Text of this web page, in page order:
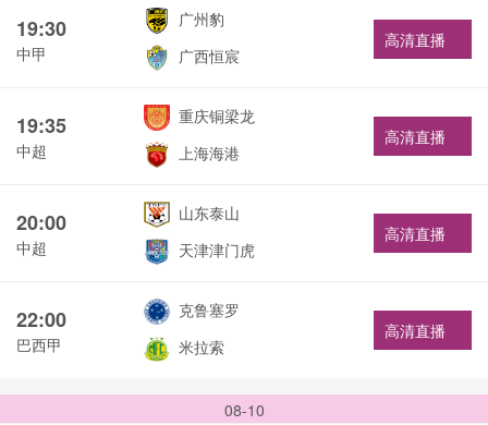
19:30
中甲
广州豹
广西恒宸
高清直播
19:35
中超
重庆铜梁龙
上海海港
高清直播
20:00
中超
山东泰山
天津津门虎
高清直播
22:00
巴西甲
克鲁塞罗
米拉索
高清直播
08-10